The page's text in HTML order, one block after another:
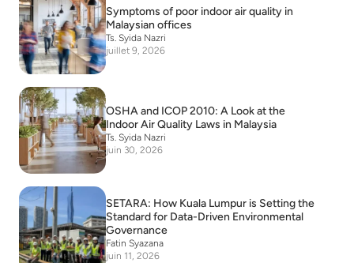
Symptoms of poor indoor air quality in
Malaysian offices
Ts. Syida Nazri
juillet 9, 2026
OSHA and ICOP 2010: A Look at the
Indoor Air Quality Laws in Malaysia
Ts. Syida Nazri
juin 30, 2026
SETARA: How Kuala Lumpur is Setting the
Standard for Data-Driven Environmental
Governance
Fatin Syazana
juin 11, 2026